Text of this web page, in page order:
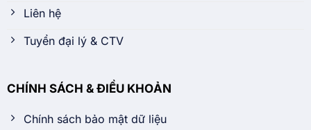
Liên hệ
Tuyển đại lý & CTV
CHÍNH SÁCH & ĐIỀU KHOẢN
Chính sách bảo mật dữ liệu